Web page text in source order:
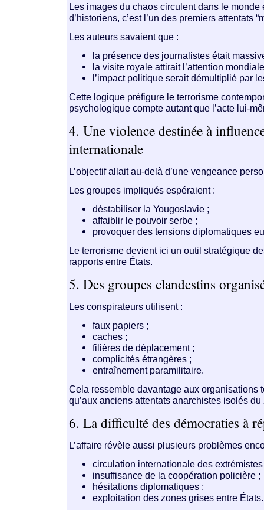
Les images du chaos circulent dans le monde
d’historiens, c’est l’un des premiers attentats
Les auteurs savaient que :
la présence des journalistes était
la visite royale attirait l’attention
l’impact politique serait démultiplié par
Cette logique préfigure le terrorisme
psychologique compte autant que l’acte lui-
4. Une violence destinée à
internationale
L’objectif allait au-delà d’une vengeance
Les groupes impliqués espéraient :
déstabiliser la Yougoslavie ;
affaiblir le pouvoir serbe ;
provoquer des tensions diplomatiques
Le terrorisme devient ici un outil stratégique
rapports entre États.
5. Des groupes clandestins
Les conspirateurs utilisent :
faux papiers ;
caches ;
filières de déplacement ;
complicités étrangères ;
entraînement paramilitaire.
Cela ressemble davantage aux organisations
qu’aux anciens attentats anarchistes isolés
6. La difficulté des démocraties à
L’affaire révèle aussi plusieurs problèmes
circulation internationale des
insuffisance de la coopération policière ;
hésitations diplomatiques ;
exploitation des zones grises entre États.